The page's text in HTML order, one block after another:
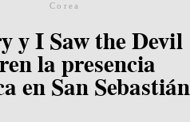
Corea
y I Saw the Devil
la presencia
en San Sebastián